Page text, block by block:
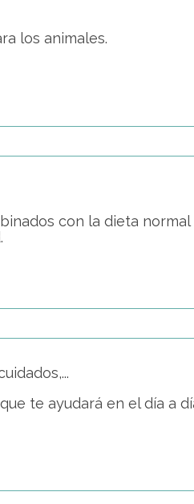
los animales.
con la dieta
te ayudará en el día a